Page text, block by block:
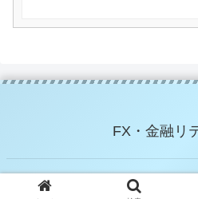
FX・金融リ